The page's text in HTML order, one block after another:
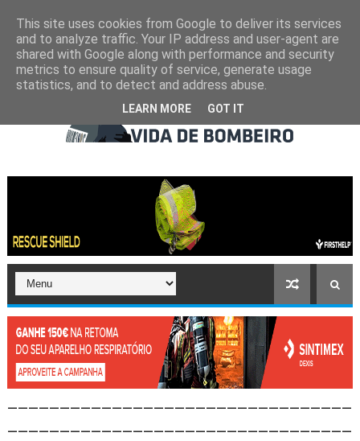
This site uses cookies from Google to deliver its services
and to analyze traffic. Your IP address and user-agent are
shared with Google along with performance and security
metrics to ensure quality of service, generate usage
statistics, and to detect and address abuse.
LEARN MORE GOT IT